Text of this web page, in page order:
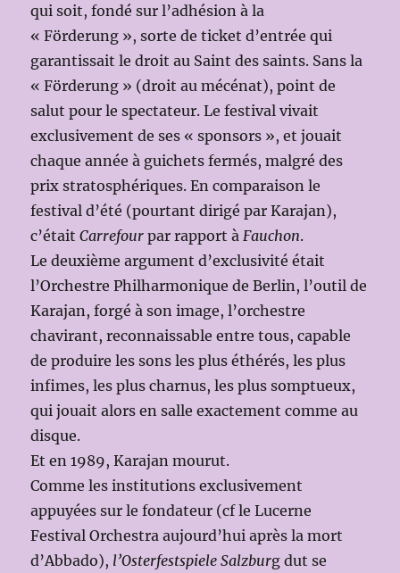
qui soit, fondé sur l’adhésion à la
« Förderung », sorte de ticket d’entrée qui
garantissait le droit au Saint des saints. Sans la
« Förderung » (droit au mécénat), point de
salut pour le spectateur. Le festival vivait
exclusivement de ses « sponsors », et jouait
chaque année à guichets fermés, malgré des
prix stratosphériques. En comparaison le
festival d’été (pourtant dirigé par Karajan),
c’étaitCarrefour par rapport à Fauchon.
Le deuxième argument d’exclusivité était
l’Orchestre Philharmonique de Berlin, l’outil de
Karajan, forgé à son image, l’orchestre
chavirant, reconnaissable entre tous, capable
de produire les sons les plus éthérés, les plus
infimes, les plus charnus, les plus somptueux,
qui jouait alors en salle exactement comme au
disque.
Et en 1989, Karajan mourut.
Comme les institutions exclusivement
appuyées sur le fondateur (cf le Lucerne
Festival Orchestra aujourd’hui après la mort
d’Abbado), l’Osterfestspiele Salzburg dut se